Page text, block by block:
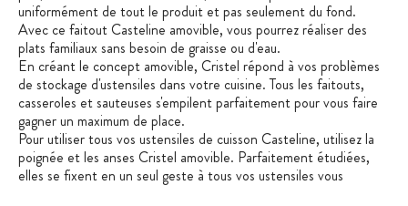
uniformément de tout le produit et pas seulement du fond.
Avec ce faitout Casteline amovible, vous pourrez réaliser des
plats familiaux sans besoin de graisse ou d'eau.
En créant le concept amovible, Cristel répond à vos problèmes
de stockage d'ustensiles dans votre cuisine. Tous les faitouts,
casseroles et sauteuses s'empilent parfaitement pour vous faire
gagner un maximum de place.
Pour utiliser tous vos ustensiles de cuisson Casteline, utilisez la
poignée et les anses Cristel amovible. Parfaitement étudiées,
elles se fixent en un seul geste à tous vos ustensiles vous